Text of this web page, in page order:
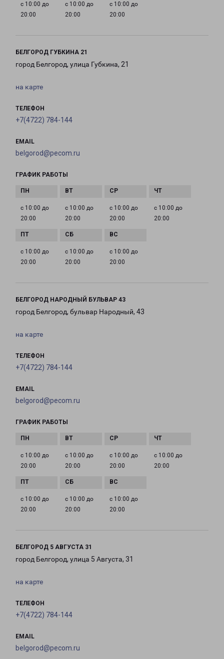
с 10:00 до
20:00
с 10:00 до
20:00
с 10:00 до
20:00
БЕЛГОРОД ГУБКИНА 21
город Белгород, улица Губкина, 21
на карте
ТЕЛЕФОН
+7(4722) 784-144
EMAIL
belgorod@pecom.ru
ГРАФИК РАБОТЫ
с 10:00 до
20:00
с 10:00 до
20:00
с 10:00 до
20:00
с 10:00 до
20:00
с 10:00 до
20:00
с 10:00 до
20:00
с 10:00 до
20:00
БЕЛГОРОД НАРОДНЫЙ БУЛЬВАР 43
город Белгород, бульвар Народный, 43
на карте
ТЕЛЕФОН
+7(4722) 784-144
EMAIL
belgorod@pecom.ru
ГРАФИК РАБОТЫ
с 10:00 до
20:00
с 10:00 до
20:00
с 10:00 до
20:00
с 10:00 до
20:00
с 10:00 до
20:00
с 10:00 до
20:00
с 10:00 до
20:00
БЕЛГОРОД 5 АВГУСТА 31
город Белгород, улица 5 Августа, 31
на карте
ТЕЛЕФОН
+7(4722) 784-144
EMAIL
belgorod@pecom.ru